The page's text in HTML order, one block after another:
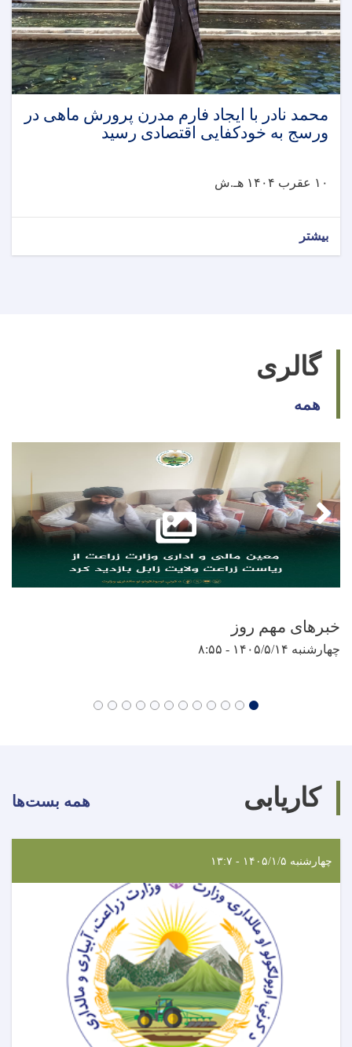
محمد نادر با ایجاد فارم مدرن پرورش ماهی در
ورسج به خودکفایی اقتصادی رسید
۱۰ عقرب ۱۴۰۴ هـ.ش
بیشتر
گالری
همه
خبرهای مهم روز
چهارشنبه ۱۴۰۵/۵/۱۴ - ۸:۵۵
کاریابی همه بست‌ها
چهارشنبه ۱۴۰۵/۱/۵ - ۱۳:۷